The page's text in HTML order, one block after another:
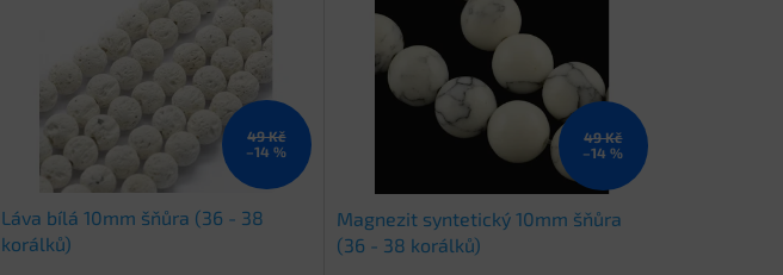
49 Kč
–14 %
Láva bílá 10mm šňůra (36 - 38
korálků)
49 Kč
–14 %
Magnezit syntetický 10mm šňůra
(36 - 38 korálků)